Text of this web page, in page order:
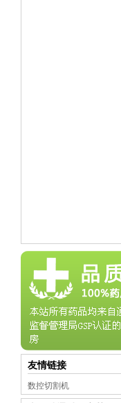
友情链接
数控切割机